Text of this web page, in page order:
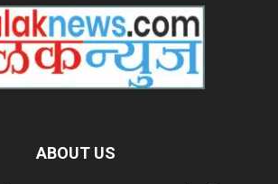
ABOUT US